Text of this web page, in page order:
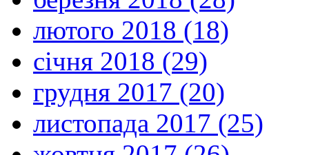
лютого 2018 (18)
січня 2018 (29)
грудня 2017 (20)
листопада 2017 (25)